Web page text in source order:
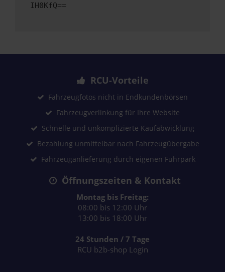
IH0KfQ==
RCU-Vorteile
Fahrzeugfotos nicht in Endkundenbörsen
Fahrzeugverlinkung für Ihre Website
Schnelle und unkomplizierte Kaufabwicklung
Bezahlung unmittelbar nach Fahrzeugübergabe
Fahrzeuganlieferung durch eigenen Fuhrpark
Öffnungszeiten & Kontakt
Montag bis Freitag:
08:00 bis 12:00 Uhr
13:00 bis 18:00 Uhr
24 Stunden / 7 Tage
RCU b2b-shop Login